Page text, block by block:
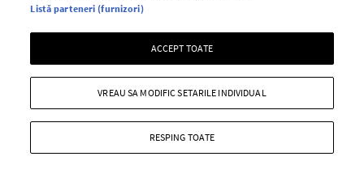
OFICIAL: regulile de respectat la plajă în
Listă parteneri (furnizori)
ACCEPT TOATE
RESPING TOATE
VREAU SA MODIFIC SETARILE INDIVIDUAL